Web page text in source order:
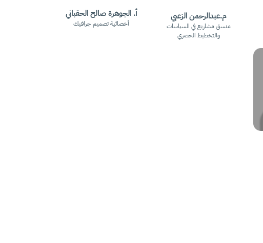
م.عبدالرحمن الزعبي
منسق مشاريع في السياسات
والتخطيط الحضري
أ. الجوهرة صالح الحقباني
أخصائية تصميم جرافيك